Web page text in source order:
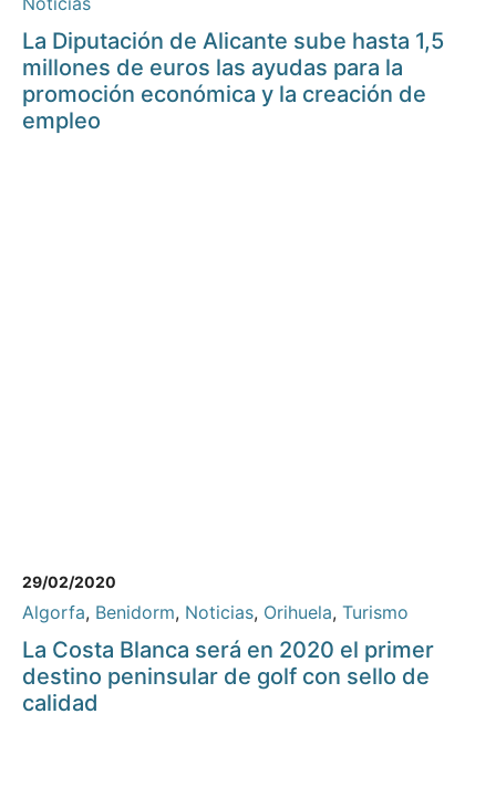
La Diputación de Alicante sube hasta 1,5
millones de euros las ayudas para la
promoción económica y la creación de
empleo
29/02/2020
Algorfa, Benidorm, Noticias, Orihuela, Turismo
La Costa Blanca será en 2020 el primer
destino peninsular de golf con sello de
calidad